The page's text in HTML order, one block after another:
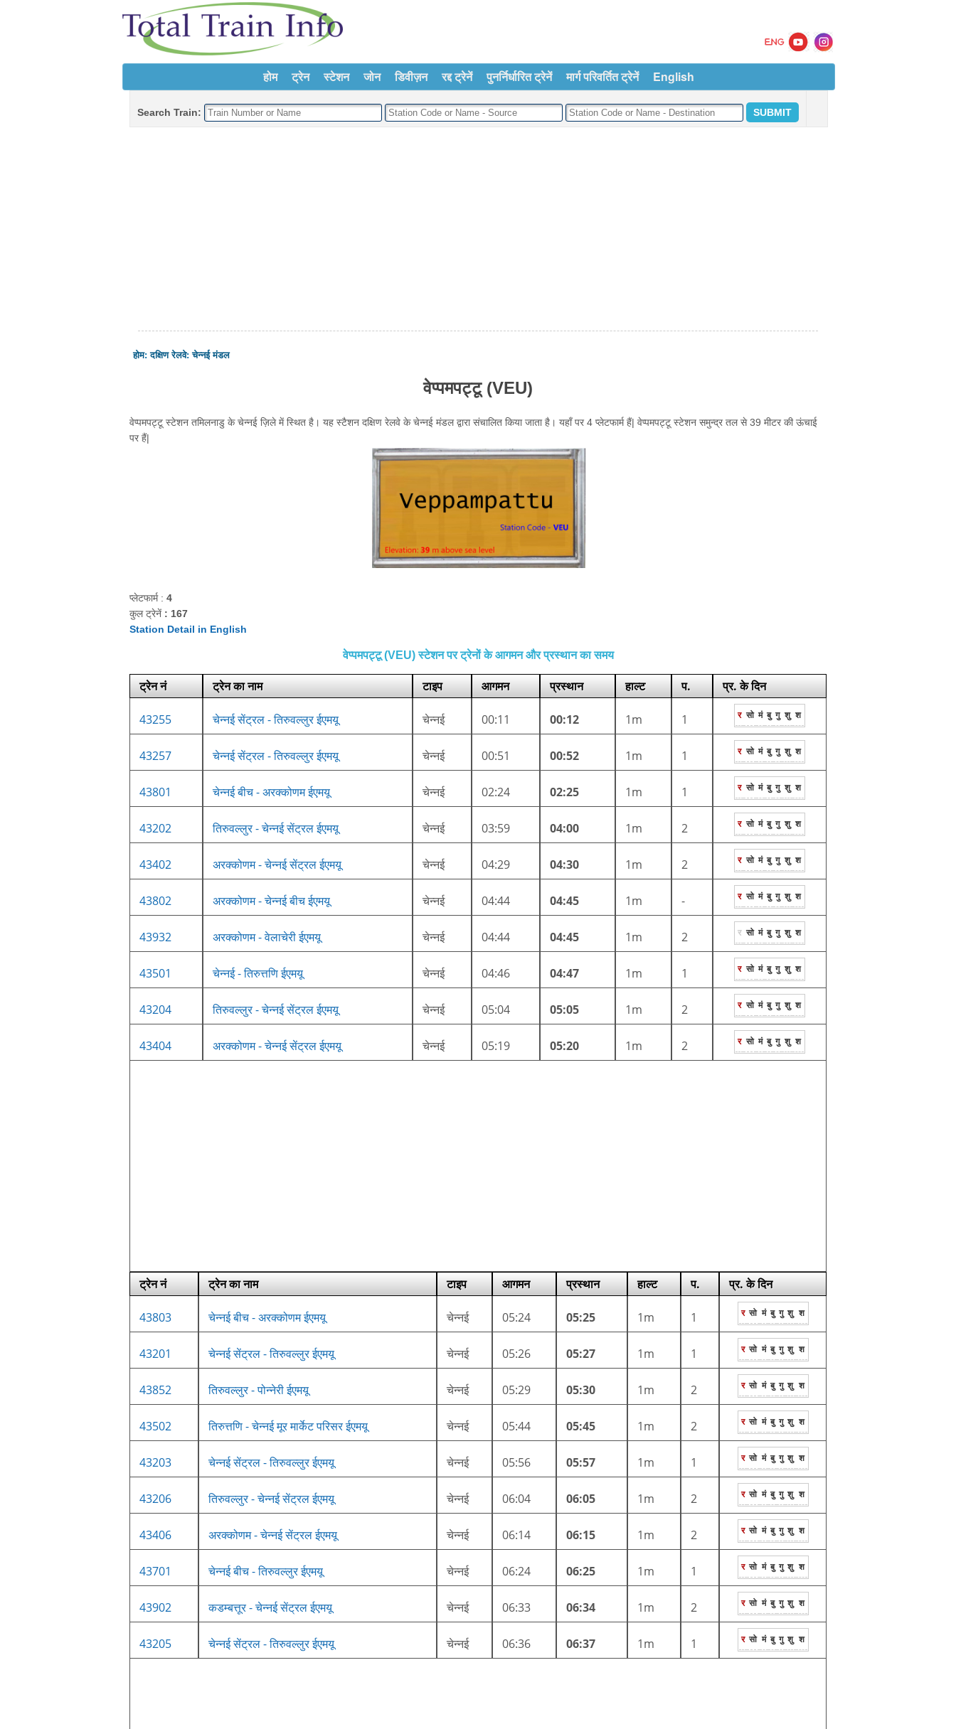
होम ट्रेन स्टेशन जोन डिवीज़न रद्द ट्रेनें पुनर्निर्धारित ट्रेनें मार्ग परिवर्तित ट्रेनें English
Search Train:
होम:दक्षिण रेलवे:चेन्नई मंडल
वेप्पमपट्टू (VEU)
वेप्पमपट्टू स्टेशन तमिलनाडु के चेन्नई ज़िले में स्थित है। यह स्टैशन दक्षिण रेलवे के चेन्नई मंडल द्वारा संचालित किया जाता है। यहाँ पर 4 प्लेटफार्म हैं| वेप्पमपट्टू स्टेशन समुन्द्र तल से 39 मीटर की ऊंचाई
पर हैं|
प्लेटफार्म : 4
कुल ट्रेनें : 167
Station Detail in English
वेप्पमपट्टू (VEU) स्टेशन पर ट्रेनों के आगमन और प्रस्थान का समय
ट्रेन नं ट्रेन का नाम टाइप आगमन प्रस्थान हाल्ट प. प्र. के दिन
43255 चेन्नई सेंट्रल - तिरुवल्लुर ईएमयू चेन्नई 00:11 00:12 1m 1 र सो मं बु गु शु श
43257 चेन्नई सेंट्रल - तिरुवल्लुर ईएमयू चेन्नई 00:51 00:52 1m 1 र सो मं बु गु शु श
43801 चेन्नई बीच - अरक्कोणम ईएमयू चेन्नई 02:24 02:25 1m 1 र सो मं बु गु शु श
43202 तिरुवल्लुर - चेन्नई सेंट्रल ईएमयू चेन्नई 03:59 04:00 1m 2 र सो मं बु गु शु श
43402 अरक्कोणम - चेन्नई सेंट्रल ईएमयू चेन्नई 04:29 04:30 1m 2 र सो मं बु गु शु श
43802 अरक्कोणम - चेन्नई बीच ईएमयू चेन्नई 04:44 04:45 1m - र सो मं बु गु शु श
43932 अरक्कोणम - वेलाचेरी ईएमयू चेन्नई 04:44 04:45 1m 2 र सो मं बु गु शु श
43501 चेन्नई - तिरुत्तणि ईएमयू चेन्नई 04:46 04:47 1m 1 र सो मं बु गु शु श
43204 तिरुवल्लुर - चेन्नई सेंट्रल ईएमयू चेन्नई 05:04 05:05 1m 2 र सो मं बु गु शु श
43404 अरक्कोणम - चेन्नई सेंट्रल ईएमयू चेन्नई 05:19 05:20 1m 2 र सो मं बु गु शु श
ट्रेन नं ट्रेन का नाम टाइप आगमन प्रस्थान हाल्ट प. प्र. के दिन
43803 चेन्नई बीच - अरक्कोणम ईएमयू चेन्नई 05:24 05:25 1m 1 र सो मं बु गु शु श
43201 चेन्नई सेंट्रल - तिरुवल्लुर ईएमयू चेन्नई 05:26 05:27 1m 1 र सो मं बु गु शु श
43852 तिरुवल्लुर - पोन्नेरी ईएमयू चेन्नई 05:29 05:30 1m 2 र सो मं बु गु शु श
43502 तिरुत्तणि - चेन्नई मूर मार्केट परिसर ईएमयू चेन्नई 05:44 05:45 1m 2 र सो मं बु गु शु श
43203 चेन्नई सेंट्रल - तिरुवल्लुर ईएमयू चेन्नई 05:56 05:57 1m 1 र सो मं बु गु शु श
43206 तिरुवल्लुर - चेन्नई सेंट्रल ईएमयू चेन्नई 06:04 06:05 1m 2 र सो मं बु गु शु श
43406 अरक्कोणम - चेन्नई सेंट्रल ईएमयू चेन्नई 06:14 06:15 1m 2 र सो मं बु गु शु श
43701 चेन्नई बीच - तिरुवल्लुर ईएमयू चेन्नई 06:24 06:25 1m 1 र सो मं बु गु शु श
43902 कडम्बत्तूर - चेन्नई सेंट्रल ईएमयू चेन्नई 06:33 06:34 1m 2 र सो मं बु गु शु श
43205 चेन्नई सेंट्रल - तिरुवल्लुर ईएमयू चेन्नई 06:36 06:37 1m 1 र सो मं बु गु शु श